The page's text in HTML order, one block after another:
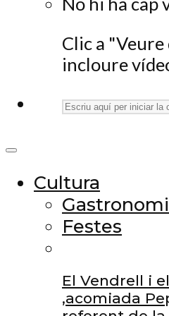
Clic a
incloure
Cultura
Festes
El Vendrell i
,acomiada